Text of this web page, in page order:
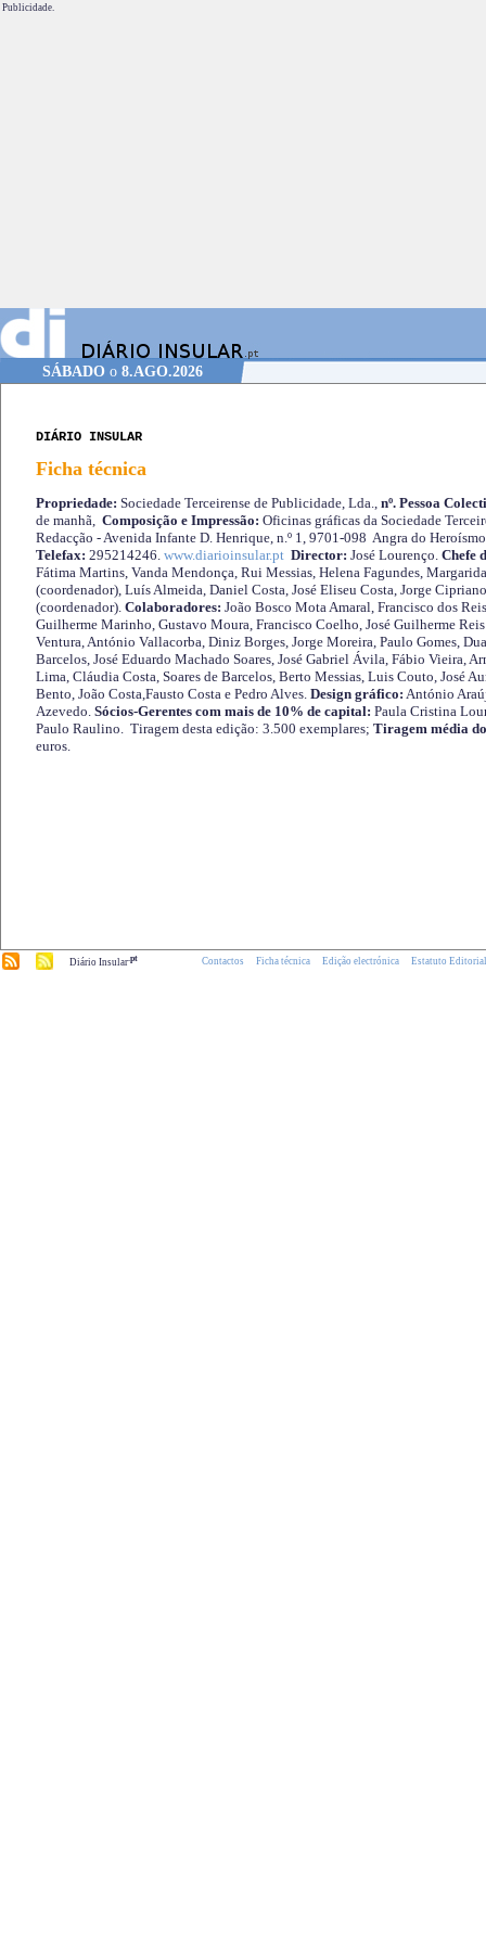
Publicidade.
SÁBADOo 8.AGO.2026
DIÁRIO INSULAR
Ficha técnica
Propriedade: Sociedade Terceirense de Publicidade, Lda., nº. Pessoa
de manhã, Composição e Impressão: Oficinas gráficas da Sociedade
Redacção - Avenida Infante D. Henrique, n.º 1, 9701-098 Angra do
Telefax: 295214246. www.diarioinsular.pt Director: José Lourenço. Chefe
Fátima Martins, Vanda Mendonça, Rui Messias, Helena Fagundes,
(coordenador), Luís Almeida, Daniel Costa, José Eliseu Costa, Jorge
(coordenador). Colaboradores: João Bosco Mota Amaral, Francisco dos
Guilherme Marinho, Gustavo Moura, Francisco Coelho, José Guilherme
Ventura, António Vallacorba, Diniz Borges, Jorge Moreira, Paulo Gomes,
Barcelos, José Eduardo Machado Soares, José Gabriel Ávila, Fábio Vieira,
Lima, Cláudia Costa, Soares de Barcelos, Berto Messias, Luis Couto, José
Bento, João Costa,Fausto Costa e Pedro Alves. Design gráfico: António
Azevedo. Sócios-Gerentes com mais de 10% de capital: Paula Cristina
Paulo Raulino. Tiragem desta edição: 3.500 exemplares; Tiragem média
euros.
Diário Insular.pt Contactos Ficha técnica Edição electrónica Estatuto Editorial